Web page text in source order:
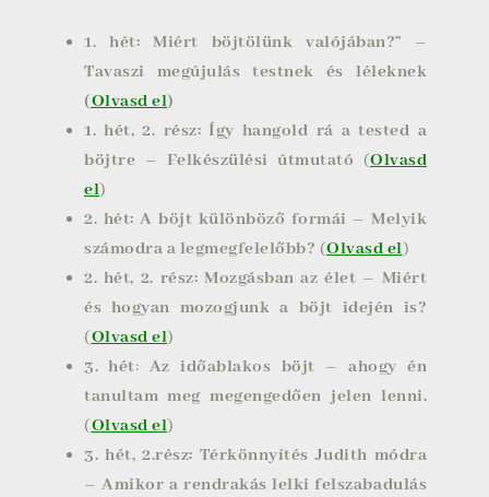
1. hét: Miért böjtölünk valójában?” –
Tavaszi megújulás testnek és léleknek
(Olvasd el)
1. hét, 2. rész:Így hangold rá a tested a
böjtre – Felkészülési útmutató (Olvasd
el)
2. hét: A böjt különböző formái – Melyik
számodra a legmegfelelőbb? (Olvasd el)
2. hét, 2. rész: Mozgásban az élet – Miért
és hogyan mozogjunk a böjt idején is?
(Olvasd el)
3. hét: Az időablakos böjt – ahogy én
tanultam meg megengedően jelen lenni.
(Olvasd el)
3. hét, 2.rész: Térkönnyítés Judith módra
– Amikor a rendrakás lelki felszabadulás